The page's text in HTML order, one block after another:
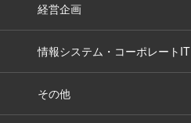
経営企画
情報システム・コーポレートIT
その他